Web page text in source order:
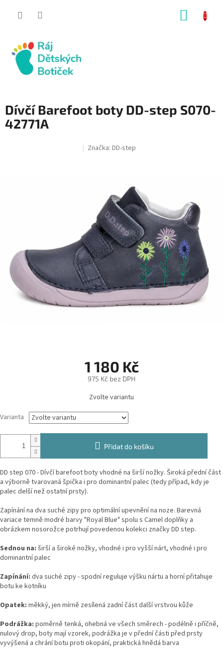
Dívčí Barefoot boty DD-step S070-
42771A
Značka: DD-step
1 180 Kč
975 Kč bez DPH
Měrná
cena:
Zvolte variantu
Varianta
Přidat do košíku
DD step 070 - Dívčí barefoot boty vhodné na širší nožky. Široká přední část
a výborně tvarovaná špička i pro dominantní palec (tedy případ, kdy je
palec delší než ostatní prsty).
Zapínání na dva suché zipy pro optimální upevnění na noze. Barevná
variace temně modré barvy "Royal Blue" spolu s Camel doplňky a
obrázkem nosorožce potrhují povedenou kolekci značky DD step.
Sednou na: širší a široké nožky, vhodné i pro vyšší nárt, vhodné i pro
dominantní palec
Zapínání: dva suché zipy - spodní reguluje výšku nártu a horní přitahuje
botu ke kotníku
Opatek: měkký, jen mírně zesílená zadní část další vrstvou kůže
Podrážka: poměrně tenká, ohebná ve všech směrech - podélně i příčně,
nulový drop, boty mají vzorek, podrážka je v přední části před prsty
vyvýšená a chrání botu proti okopání, praktická hnědá barva